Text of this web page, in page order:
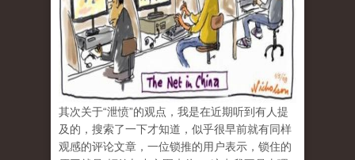
其次关于“泄愤”的观点，我是在近期听到有人提
及的，搜索了一下才知道，似乎很早前就有同样
观感的评论文章，一位锁推的用户表示，锁住的